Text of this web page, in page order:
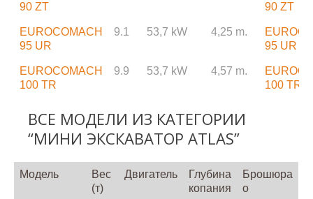
90 ZT
90 ZT
EUROCOMACH
95 UR
9.1 53,7 kW 4,25 m.
95 UR
EUROCOMACH
100 TR
9.9 53,7 kW 4,57 m.
100 TR
ВСЕ МОДЕЛИ ИЗ КАТЕГОРИИ
“МИНИ ЭКСКАВАТОР ATLAS”
Модель
Вес
(т)
Двигатель
Глубина
копания
Брошюра
о